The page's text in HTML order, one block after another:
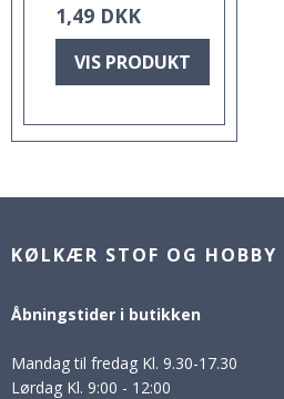
1,49 DKK
VIS PRODUKT
KØLKÆR STOF OG HOBBY
Åbningstider i butikken
Mandag til fredag Kl. 9.30-17.30
Lørdag Kl. 9:00 - 12:00